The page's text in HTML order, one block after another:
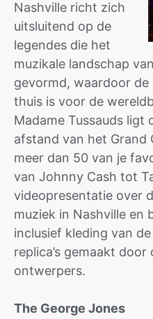
Nashville richt zich
uitsluitend op de
legendes die het
muzikale landschap
gevormd, waardoor
thuis is voor de
Madame Tussauds ligt
afstand van het Grand
meer dan 50 van je
van Johnny Cash tot
videopresentatie over
muziek in Nashville en
inclusief kleding van
replica’s gemaakt
ontwerpers.
The George Jones